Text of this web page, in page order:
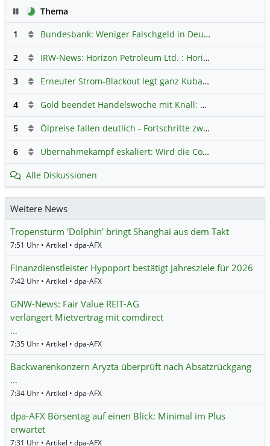
PauseThema
1
Bundesbank: Weniger Falschgeld in Deutschland
2 IRW-News: Horizon Petroleum Ltd. : Horizon Petroleum beginnt mit der Testförderung im Projekt Lachowice in Polen und schließt die Platzierung einer überzeichneten Wandelanleihe ab
3 Erneuter Strom-Blackout legt ganz Kuba lahm
4 Gold beendet Handelswoche mit Knall: Barrick Mining – Ist diese Aktie wieder ein Kauf?
5 Ölpreise fallen deutlich - Fortschritte zwischen USA und Iran belasten
6 Übernahmekampf eskaliert: Wird die Commerzbank italienisch?
Alle Diskussionen
Weitere News
Tropensturm 'Dolphin' bringt Shanghai aus dem Takt
7:51 Uhr • Artikel • dpa-AFX
Finanzdienstleister Hypoport bestätigt Jahresziele für 2026
7:42 Uhr • Artikel • dpa-AFX
GNW-News: Fair Value REIT-AG
verlängert Mietvertrag mit comdirect
…
7:35 Uhr • Artikel • dpa-AFX
Backwarenkonzern Aryzta überprüft nach Absatzrückgang
…
7:34 Uhr • Artikel • dpa-AFX
dpa-AFX Börsentag auf einen Blick: Minimal im Plus
erwartet
7:31 Uhr • Artikel • dpa-AFX